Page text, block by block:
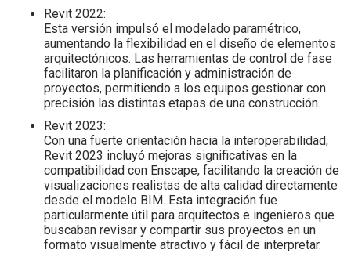
Revit 2022:
Esta versión impulsó el modelado paramétrico,
aumentando la flexibilidad en el diseño de elementos
arquitectónicos. Las herramientas de control de fase
facilitaron la planificación y administración de
proyectos, permitiendo a los equipos gestionar con
precisión las distintas etapas de una construcción.
Revit 2023:
Con una fuerte orientación hacia la interoperabilidad,
Revit 2023 incluyó mejoras significativas en la
compatibilidad con Enscape, facilitando la creación de
visualizaciones realistas de alta calidad directamente
desde el modelo BIM. Esta integración fue
particularmente útil para arquitectos e ingenieros que
buscaban revisar y compartir sus proyectos en un
formato visualmente atractivo y fácil de interpretar.